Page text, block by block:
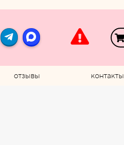
отзывы контакты